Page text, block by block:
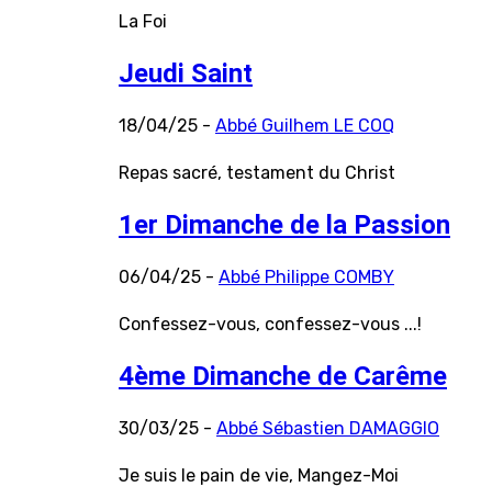
La Foi
Jeudi Saint
18/04/25 - Abbé Guilhem LE COQ
Repas sacré, testament du Christ
1er Dimanche de la Passion
06/04/25 - Abbé Philippe COMBY
Confessez-vous, confessez-vous ...!
4ème Dimanche de Carême
30/03/25 - Abbé Sébastien DAMAGGIO
Je suis le pain de vie, Mangez-Moi